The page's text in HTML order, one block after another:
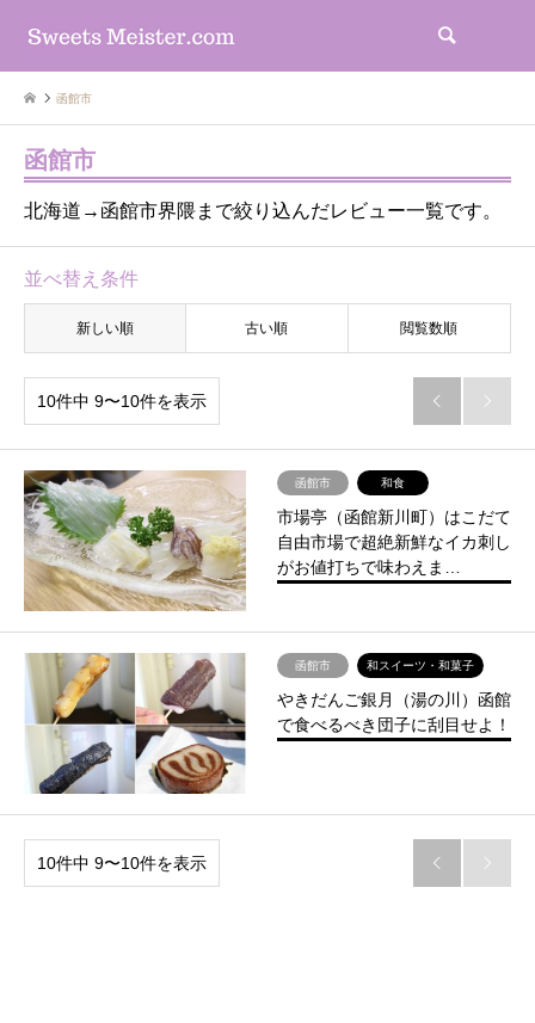
函館市
函館市
北海道→函館市界隈まで絞り込んだレビュー一覧です。
並べ替え条件
新しい順 古い順 閲覧数順
10件中 9〜10件を表示  
函館市 和食
市場亭（函館新川町）はこだて
自由市場で超絶新鮮なイカ刺し
がお値打ちで味わえま…
函館市 和スイーツ・和菓子
やきだんご銀月（湯の川）函館
で食べるべき団子に刮目せよ！
10件中 9〜10件を表示  